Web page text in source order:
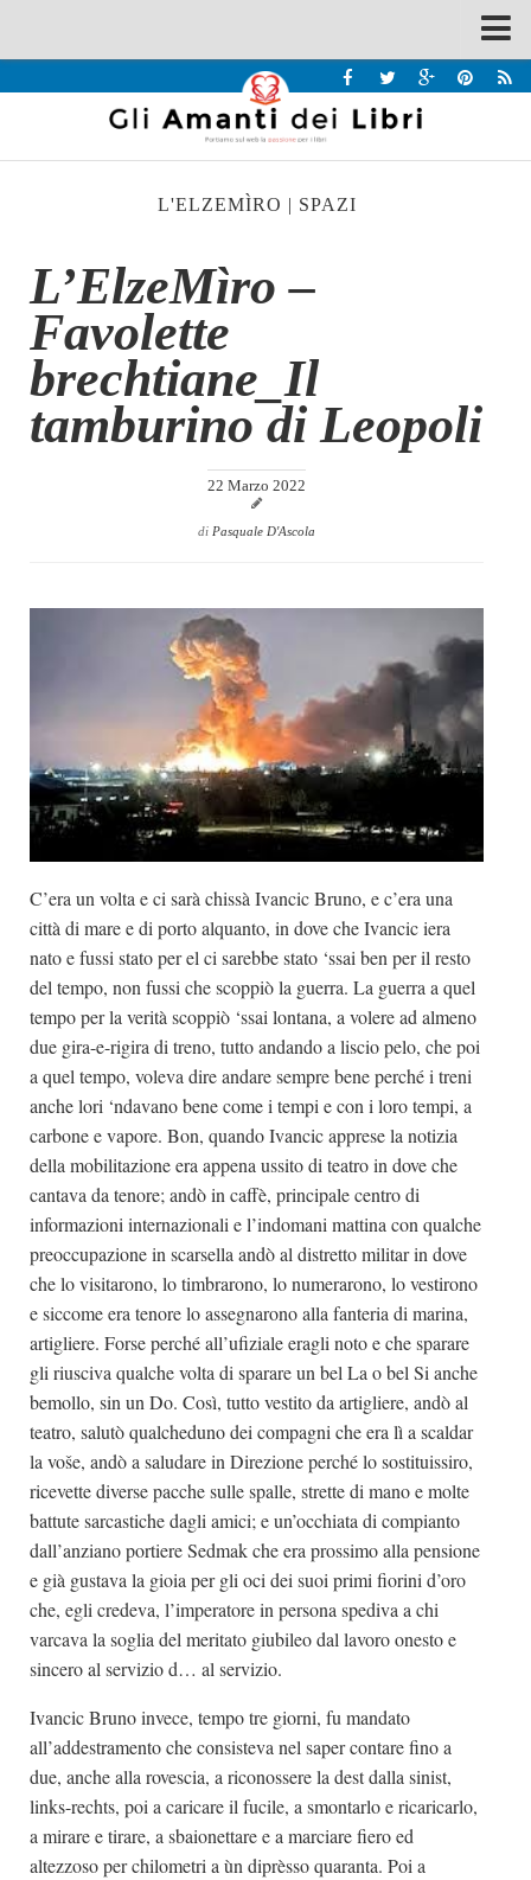
Recensioni
Interviste & Incontri
Chi siamo
Contatti
Eventi
Home
Case editrici
Partnership
Giallo Stresa
Premio Chiara
Tabù Festival 2014
A Tutto Volume
Salone di Torino
Marketing
L'ELZEMÌRO | SPAZI
L’ElzeMìro –
Favolette
brechtiane_Il
tamburino di Leopoli
22 Marzo 2022
di Pasquale D'Ascola
C’era un volta e ci sarà chissà Ivancic Bruno, e c’era una
città di mare e di porto alquanto, in dove che Ivancic iera
nato e fussi stato per el ci sarebbe stato ‘ssai ben per il resto
del tempo, non fussi che scoppiò la guerra. La guerra a quel
tempo per la verità scoppiò ‘ssai lontana, a volere ad almeno
due gira-e-rigira di treno, tutto andando a liscio pelo, che poi
a quel tempo, voleva dire andare sempre bene perché i treni
anche lori ‘ndavano bene come i tempi e con i loro tempi, a
carbone e vapore. Bon, quando Ivancic apprese la notizia
della mobilitazione era appena ussito di teatro in dove che
cantava da tenore; andò in caffè, principale centro di
informazioni internazionali e l’indomani mattina con qualche
preoccupazione in scarsella andò al distretto militar in dove
che lo visitarono, lo timbrarono, lo numerarono, lo vestirono
e siccome era tenore lo assegnarono alla fanteria di marina,
artigliere. Forse perché all’ufiziale eragli noto e che sparare
gli riusciva qualche volta di sparare un bel La o bel Si anche
bemollo, sin un Do. Così, tutto vestito da artigliere, andò al
teatro, salutò qualcheduno dei compagni che era lì a scaldar
la voše, andò a saludare in Direzione perché lo sostituissiro,
ricevette diverse pacche sulle spalle, strette di mano e molte
battute sarcastiche dagli amici; e un’occhiata di compianto
dall’anziano portiere Sedmak che era prossimo alla pensione
e già gustava la gioia per gli oci dei suoi primi fiorini d’oro
che, egli credeva, l’imperatore in persona spediva a chi
varcava la soglia del meritato giubileo dal lavoro onesto e
sincero al servizio d… al servizio.
Ivancic Bruno invece, tempo tre giorni, fu mandato
all’addestramento che consisteva nel saper contare fino a
due, anche alla rovescia, a riconossere la dest dalla sinist,
links-rechts, poi a caricare il fucile, a smontarlo e ricaricarlo,
a mirare e tirare, a sbaionettare e a marciare fiero ed
altezzoso per chilometri a ùn diprèsso quaranta. Poi a